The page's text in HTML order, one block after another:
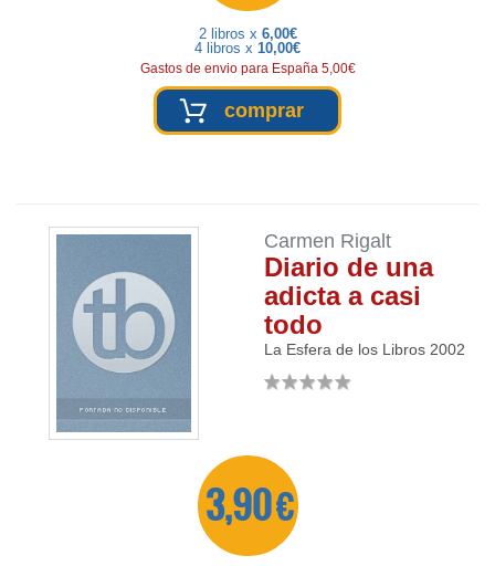
2 libros x 6,00€
4 libros x 10,00€
Gastos de envio para España 5,00€
comprar
Carmen Rigalt
Diario de una
adicta a casi
todo
La Esfera de los Libros 2002
3,90 €